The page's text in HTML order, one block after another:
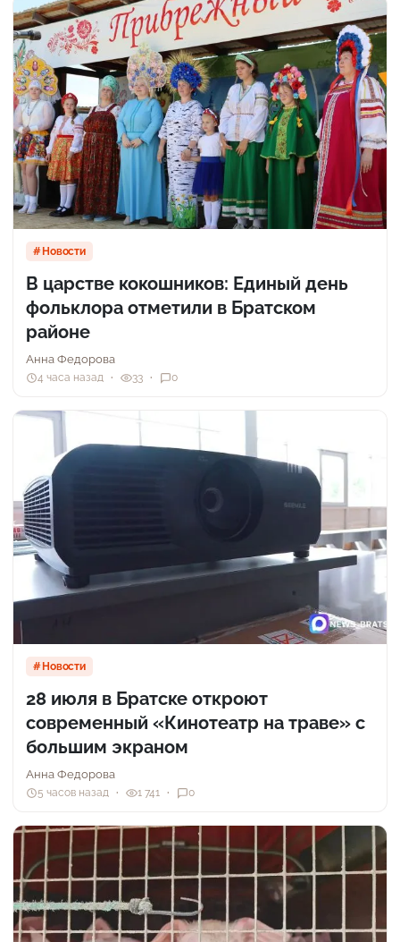
Новости
В царстве кокошников: Единый день
фольклора отметили в Братском
районе
Анна Федорова
4 часа назад 33 0
Новости
28 июля в Братске откроют
современный «Кинотеатр на траве» с
большим экраном
Анна Федорова
5 часов назад 1 741 0